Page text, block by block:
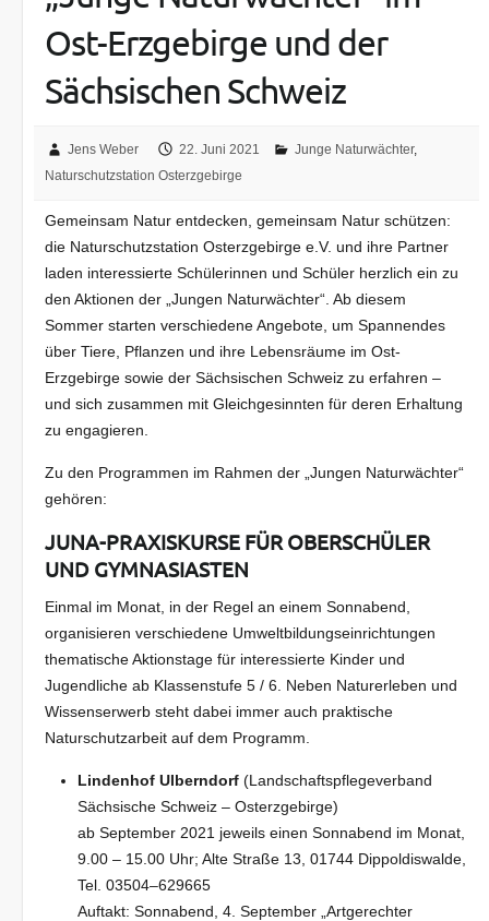
Ost-Erzgebirge und der
Sächsischen Schweiz
Jens Weber 22. Juni 2021 Junge Naturwächter,
Naturschutzstation Osterzgebirge
Gemeinsam Natur entdecken, gemeinsam Natur schützen:
die Naturschutzstation Osterzgebirge e.V. und ihre Partner
laden interessierte Schülerinnen und Schüler herzlich ein zu
den Aktionen der „Jungen Naturwächter“. Ab diesem
Sommer starten verschiedene Angebote, um Spannendes
über Tiere, Pflanzen und ihre Lebensräume im Ost-
Erzgebirge sowie der Sächsischen Schweiz zu erfahren –
und sich zusammen mit Gleichgesinnten für deren Erhaltung
zu engagieren.
Zu den Programmen im Rahmen der „Jungen Naturwächter“
gehören:
JUNA-PRAXISKURSE FÜR OBERSCHÜLER
UND GYMNASIASTEN
Einmal im Monat, in der Regel an einem Sonnabend,
organisieren verschiedene Umweltbildungseinrichtungen
thematische Aktionstage für interessierte Kinder und
Jugendliche ab Klassenstufe 5 / 6. Neben Naturerleben und
Wissenserwerb steht dabei immer auch praktische
Naturschutzarbeit auf dem Programm.
Lindenhof Ulberndorf(Landschaftspflegeverband
Sächsische Schweiz – Osterzgebirge)
ab September 2021 jeweils einen Sonnabend im Monat,
9.00 – 15.00 Uhr; Alte Straße 13, 01744 Dippoldiswalde,
Tel. 03504–629665
Auftakt: Sonnabend, 4. September „Artgerechter